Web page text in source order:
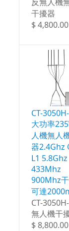
干擾器
$ 4,800.00
CT-
大功率
人機無人
器2.4Ghz
L1 5.8Ghz
433Mhz
900Mhz
可達
CT-
無人機干
$ 8,800.00